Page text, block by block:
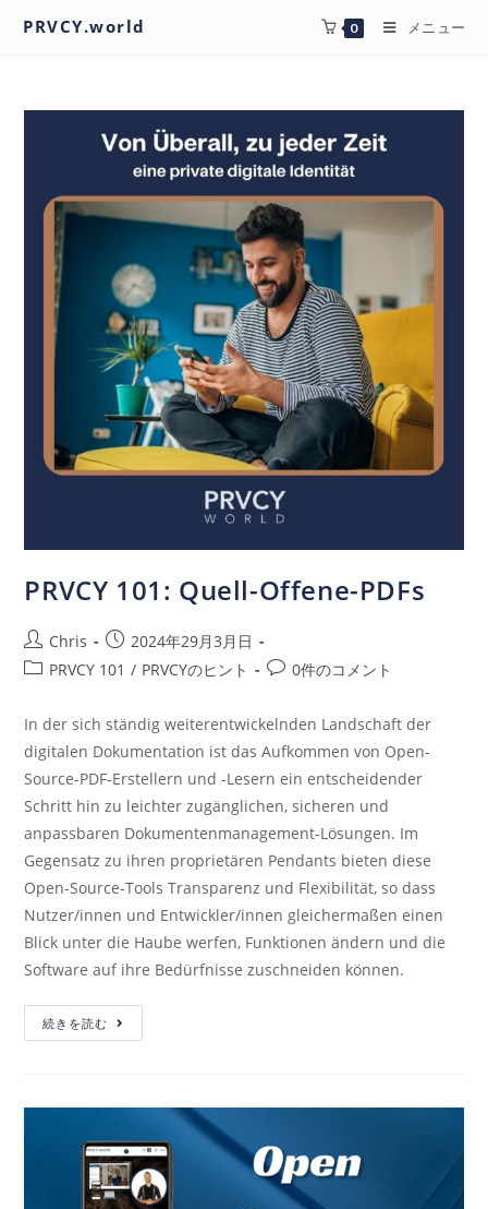
PRVCY.world 0 メニュー
PRVCY 101: Quell-Offene-PDFs
Chris
2024年29月3月日
PRVCY 101 / PRVCYのヒント 0件のコメント
In der sich ständig weiterentwickelnden Landschaft der
digitalen Dokumentation ist das Aufkommen von Open-
Source-PDF-Erstellern und -Lesern ein entscheidender
Schritt hin zu leichter zugänglichen, sicheren und
anpassbaren Dokumentenmanagement-Lösungen. Im
Gegensatz zu ihren proprietären Pendants bieten diese
Open-Source-Tools Transparenz und Flexibilität, so dass
Nutzer/innen und Entwickler/innen gleichermaßen einen
Blick unter die Haube werfen, Funktionen ändern und die
Software auf ihre Bedürfnisse zuschneiden können.
続きを読む